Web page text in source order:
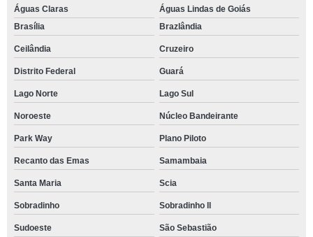
Águas Claras
Águas Lindas de Goiás
Brasília
Brazlândia
Ceilândia Cruzeiro
Distrito Federal Guará
Lago Norte Lago Sul
Noroeste Núcleo Bandeirante
Park Way Plano Piloto
Recanto das Emas Samambaia
Santa Maria Scia
Sobradinho Sobradinho ll
Sudoeste São Sebastião